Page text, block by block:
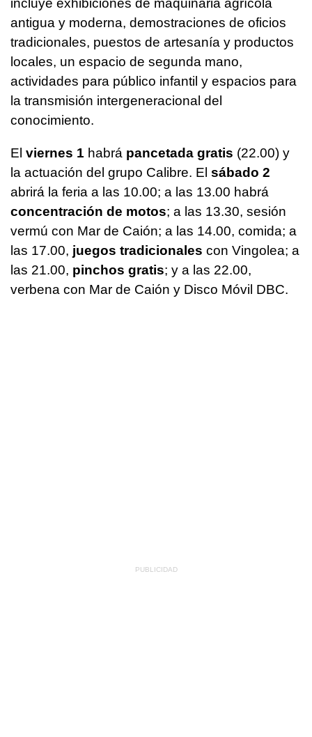
incluye exhibiciones de maquinaria agrícola
antigua y moderna, demostraciones de oficios
tradicionales, puestos de artesanía y productos
locales, un espacio de segunda mano,
actividades para público infantil y espacios para
la transmisión intergeneracional del
conocimiento.
El viernes 1 habrá pancetada gratis (22.00) y
la actuación del grupo Calibre. El sábado 2
abrirá la feria a las 10.00; a las 13.00 habrá
concentración de motos; a las 13.30, sesión
vermú con Mar de Caión; a las 14.00, comida; a
las 17.00, juegos tradicionales con Vingolea; a
las 21.00, pinchos gratis; y a las 22.00,
verbena con Mar de Caión y Disco Móvil DBC.